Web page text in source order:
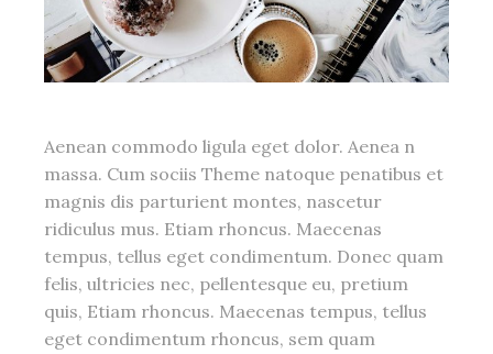
Aenean commodo ligula eget dolor. Aenea n
massa. Cum sociis Theme natoque penatibus et
magnis dis parturient montes, nascetur
ridiculus mus. Etiam rhoncus. Maecenas
tempus, tellus eget condimentum. Donec quam
felis, ultricies nec, pellentesque eu, pretium
quis, Etiam rhoncus. Maecenas tempus, tellus
eget condimentum rhoncus, sem quam